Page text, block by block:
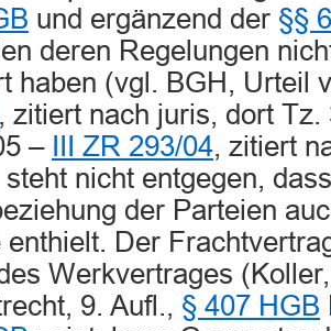
und ergänzend der §§
deren Regelungen
haben (vgl. BGH, Urteil
, zitiert nach juris, dort
–
III ZR 293/04, zitiert
nicht entgegen,
der Parteien
enthielt. Der
Werkvertrages
9. Aufl., § 407 HGB